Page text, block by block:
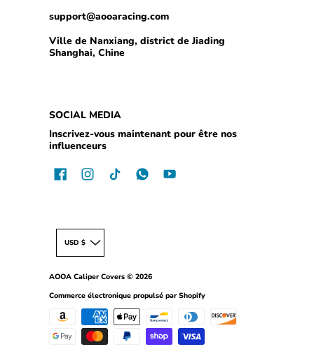
support@aooaracing.com
Ville de Nanxiang, district de Jiading
Shanghai, Chine
SOCIAL MEDIA
Inscrivez-vous maintenant pour être nos
influenceurs
USD $
AOOA Caliper Covers © 2026
Commerce électronique propulsé par Shopify